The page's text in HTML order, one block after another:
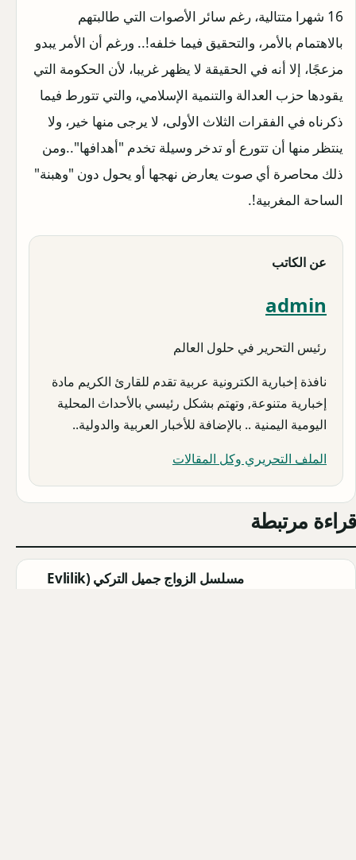
16 شهرا متتالية، رغم سائر الأصوات التي طالبتهم
بالاهتمام بالأمر، والتحقيق فيما خلفه!.. ورغم أن الأمر يبدو
مزعجًا، إلا أنه في الحقيقة لا يظهر غريبا، لأن الحكومة التي
يقودها حزب العدالة والتنمية الإسلامي، والتي تتورط فيما
ذكرناه في الفقرات الثلاث الأولى، لا يرجى منها خير، ولا
ينتظر منها أن تتورع أو تدخر وسيلة تخدم "أهدافها"..ومن
ذلك محاصرة أي صوت يعارض نهجها أو يحول دون "وهبنة"
الساحة المغربية!.
عن الكاتب
admin
رئيس التحرير في حلول العالم
نافذة إخبارية الكترونية عربية تقدم للقارئ الكريم مادة
إخبارية متنوعة, وتهتم بشكل رئيسي بالأحداث المحلية
اليومية اليمنية .. بالإضافة للأخبار العربية والدولية..
الملف التحريري وكل المقالات
قراءة مرتبطة
مسلسل الزواج جميل التركي (Evlilik